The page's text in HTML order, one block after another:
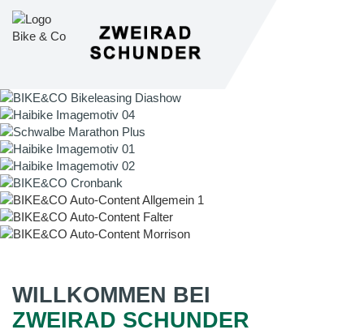
WILLKOMMEN BEI
ZWEIRAD SCHUNDER